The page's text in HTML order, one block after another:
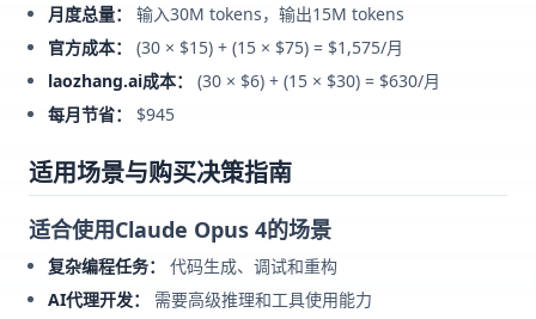
月度总量：
输入30M tokens，输出15M tokens
官方成本：
(30 × $15) + (15 × $75) = $1,575/月
laozhang.ai成本：
(30 × $6) + (15 × $30) = $630/月
每月节省：
$945
适用场景与购买决策指南
适合使用Claude Opus 4的场景
复杂编程任务：
代码生成、调试和重构
AI代理开发：
需要高级推理和工具使用能力